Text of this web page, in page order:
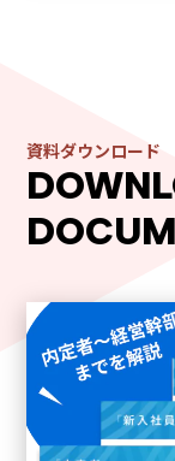
資料ダウンロード